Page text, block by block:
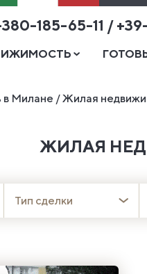
185-65-11 /
в Милане /Жилая
ЖИЛАЯ
Тип сделки